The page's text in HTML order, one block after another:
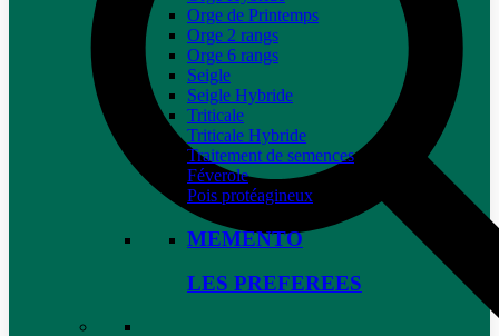
Orge de Printemps
Orge 2 rangs
Orge 6 rangs
Seigle
Seigle Hybride
Triticale
Triticale Hybride
Traitement de semences
Féverole
Pois protéagineux
MEMENTO
LES PREFEREES